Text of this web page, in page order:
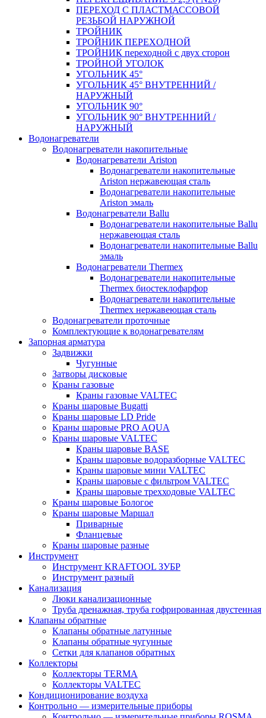
ПЕРЕХОД С ПЛАСТМАССОВОЙ
РЕЗЬБОЙ НАРУЖНОЙ
ТРОЙНИК
ТРОЙНИК ПЕРЕXОДНОЙ
ТРОЙНИК переходной с двух сторон
ТРОЙНОЙ УГОЛОК
УГОЛЬНИК 45°
УГОЛЬНИК 45° ВНУТРЕННИЙ /
НАРУЖНЫЙ
УГОЛЬНИК 90°
УГОЛЬНИК 90° ВНУТРЕННИЙ /
НАРУЖНЫЙ
Водонагреватели
Водонагреватели накопительные
Водонагреватели Ariston
Водонагреватели накопительные
Ariston нержавеющая сталь
Водонагреватели накопительные
Ariston эмаль
Водонагреватели Ballu
Водонагреватели накопительные Ballu
нержавеющая сталь
Водонагреватели накопительные Ballu
эмаль
Водонагреватели Thermex
Водонагреватели накопительные
Thermex биостеклофарфор
Водонагреватели накопительные
Thermex нержавеющая сталь
Водонагреватели проточные
Комплектующие к водонагревателям
Запорная арматура
Задвижки
Чугунные
Затворы дисковые
Краны газовые
Краны газовые VALTEC
Краны шаровые Bugatti
Краны шаровые LD Pride
Краны шаровые PRO AQUA
Краны шаровые VALTEC
Краны шаровые BASE
Краны шаровые водоразборные VALTEC
Краны шаровые мини VALTEC
Краны шаровые с фильтром VALTEC
Краны шаровые трехходовые VALTEC
Краны шаровые Бологое
Краны шаровые Маршал
Приварные
Фланцевые
Краны шаровые разные
Инструмент
Инструмент KRAFTOOL ЗУБР
Инструмент разный
Канализация
Люки канализационные
Труба дренажная, труба гофрированная двустенная
Клапаны обратные
Клапаны обратные латунные
Клапаны обратные чугунные
Сетки для клапанов обратных
Коллекторы
Коллекторы TERMA
Коллекторы VALTEC
Кондиционирование воздуха
Контрольно — измерительные приборы